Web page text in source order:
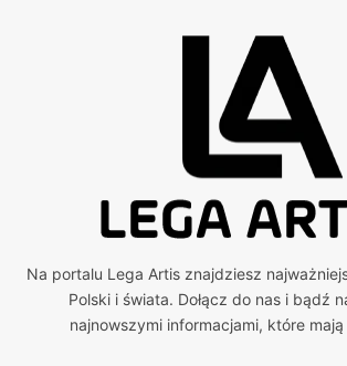
Na portalu Lega Artis znajdziesz
Polski i świata. Dołącz do nas i bądź
najnowszymi informacjami, które